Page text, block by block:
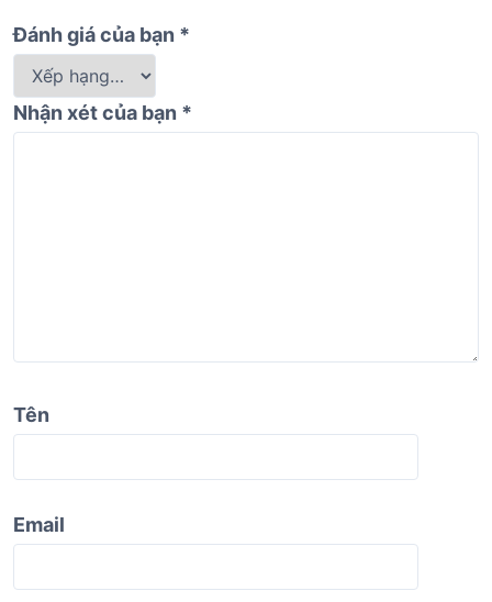
Đánh giá của bạn *
Nhận xét của bạn *
Tên
Email